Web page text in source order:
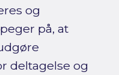
og
på, at
deltagelse og